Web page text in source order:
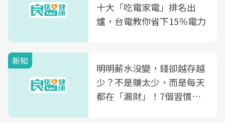
十大「吃電家電」排名出
爐，台電教你省下15％電力
新知
明明薪水沒變，錢卻越存越
少？不是賺太少，而是每天
都在「漏財」！7個習慣一